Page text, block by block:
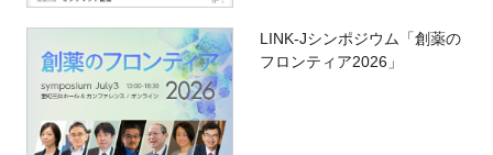
LINK-Jシンポジウム「創薬の
フロンティア2026」